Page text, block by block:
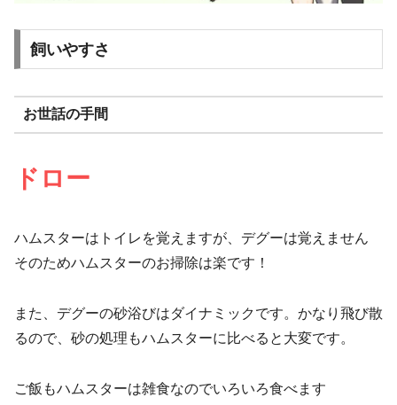
飼いやすさ
お世話の手間
ドロー
ハムスターはトイレを覚えますが、デグーは覚えません
そのためハムスターのお掃除は楽です！
また、デグーの砂浴びはダイナミックです。かなり飛び散
るので、砂の処理もハムスターに比べると大変です。
ご飯もハムスターは雑食なのでいろいろ食べます